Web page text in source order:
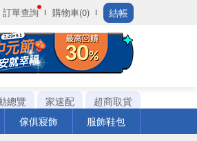
訂單查詢 購物車(0) 結帳
總覽 家速配
超商取貨
傢俱寢飾 服飾鞋包